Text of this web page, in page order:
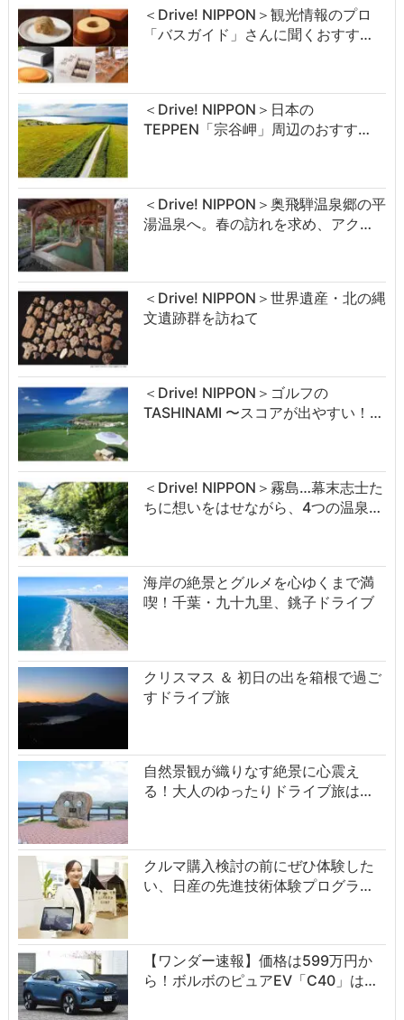
＜Drive! NIPPON＞観光情報のプロ
「バスガイド」さんに聞くおすす…
＜Drive! NIPPON＞日本の
TEPPEN「宗谷岬」周辺のおすす…
＜Drive! NIPPON＞奥飛騨温泉郷の平
湯温泉へ。春の訪れを求め、アク…
＜Drive! NIPPON＞世界遺産・北の縄
文遺跡群を訪ねて
＜Drive! NIPPON＞ゴルフの
TASHINAMI 〜スコアが出やすい！…
＜Drive! NIPPON＞霧島…幕末志士た
ちに想いをはせながら、4つの温泉…
海岸の絶景とグルメを心ゆくまで満
喫！千葉・九十九里、銚子ドライブ
クリスマス ＆ 初日の出を箱根で過ご
すドライブ旅
自然景観が織りなす絶景に心震え
る！大人のゆったりドライブ旅は…
クルマ購入検討の前にぜひ体験した
い、日産の先進技術体験プログラ…
【ワンダー速報】価格は599万円か
ら！ボルボのピュアEV「C40」は…